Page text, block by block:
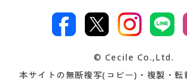
著作権・商標について 会社案内
プレゼント＆キャンペーン サイトマッ
交換・返品は お支払は
© Cecile Co.,Ltd.
本サイトの無断複写(コピー)・複製・転